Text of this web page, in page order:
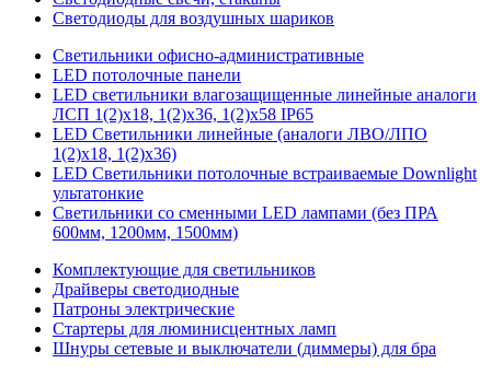
Светодиоды для воздушных шариков
Светильники офисно-административные
LED потолочные панели
LED светильники влагозащищенные линейные аналоги
ЛСП 1(2)х18, 1(2)х36, 1(2)х58 IP65
LED Светильники линейные (аналоги ЛВО/ЛПО
1(2)х18, 1(2)х36)
LED Светильники потолочные встраиваемые Downlight
ультатонкие
Светильники со сменными LED лампами (без ПРА
600мм, 1200мм, 1500мм)
Комплектующие для светильников
Драйверы светодиодные
Патроны электрические
Стартеры для люминисцентных ламп
Шнуры сетевые и выключатели (диммеры) для бра